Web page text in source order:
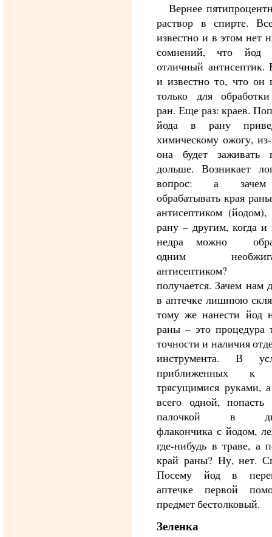
Вернее
раствор в спирте.
известно и в этом нет
сомнений, что йод
отличный
и известно то, что он
только для
ран. Еще раз: краев.
йода в рану
химическому ожогу, из-
она будет заживать
дольше. Возникает
вопрос: а
обрабатывать края
антисептиком
рану – другим, когда и
недра можно
одним
антисептиком?
получается. Зачем нам
в аптечке лишнюю
тому же нанести йод
раны – это процедура
точности и наличия
инструмента. В
приближенных к
трясущимися руками,
всего одной, попасть
палочкой в
флакончика с йодом,
где-нибудь в траве, а
край раны? Ну, нет.
Посему йод в
аптечке первой
предмет бестолковый.
Зеленка